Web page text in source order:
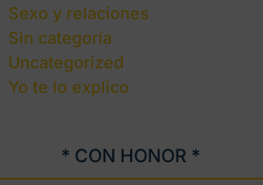
Sexo y relaciones
Sin categoría
Uncategorized
Yo te lo explico
* CON HONOR *